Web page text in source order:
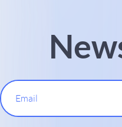
Email